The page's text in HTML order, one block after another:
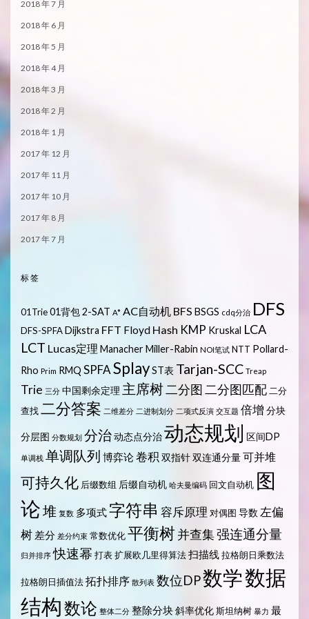
2018 年 7 月
2018 年 6 月
2018 年 5 月
2018 年 4 月
2018 年 3 月
2018 年 2 月
2018 年 1 月
2017 年 12 月
2017 年 11 月
2017 年 10 月
2017 年 8 月
2017 年 7 月
标签
01Trie01背包2-SAT A* AC自动机 BFS BSGS cdq分治 DFS
DFS-SPFADijkstra FFT Floyd Hash KMP Kruskal LCA
LCT Lucas定理 ManacherMiller-Rabin NOI笔试 NTT Pollard-
Rho Prim RMQ SPFASplayST表 Tarjan-SCC Treap
Trie 三分 中国剩余定理 主席树二分图 二分图匹配 二分
查找二分答案 二维差分 二进制划分 二项式反演 交互题 倍增 分块
分层图 分数规划 分治动态点分治动态规划 区间DP
单调栈 单调队列 博弈论卷积 双指针双连通分量可并堆
可持久化 后缀数组 后缀自动机 哈夫曼编码 回文自动机 图
论堆 复数 多项式字符串 容斥原理 对偶图 导数 左偏
树 差分 差分约束 常数优化平衡树并查集强连通分量
归并排序 快速幂 打表扩展欧几里得算法扫描线 拉格朗日乘数法
拉格朗日插值法拓扑排序 散列表 数位DP数学数据
结构数论 整体二分 整除分块斜率优化斯坦纳树 暴力 最